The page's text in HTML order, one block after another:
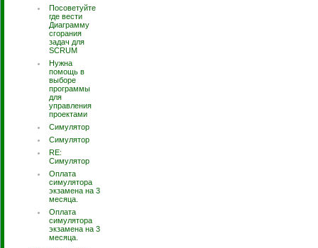
Посоветуйте
где вести
Диаграмму
сгорания
задач для
SCRUM
Нужна
помощь в
выборе
программы
для
управления
проектами
Симулятор
Симулятор
RE:
Симулятор
Оплата
симулятора
экзамена на 3
месяца.
Оплата
симулятора
экзамена на 3
месяца.